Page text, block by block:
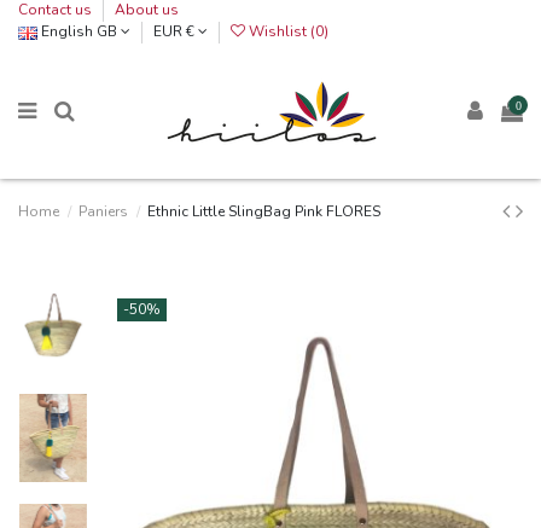
Contact us
About us
English GB
EUR € Wishlist (0)
0
Home Paniers Ethnic Little SlingBag Pink FLORES
-50%